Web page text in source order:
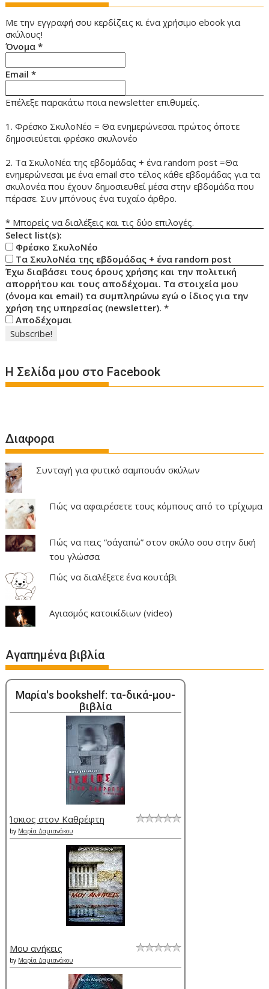
Με την εγγραφή σου κερδίζεις κι ένα χρήσιμο ebook για
σκύλους!
Όνομα*
Email*
Επέλεξε παρακάτω ποια newsletter επιθυμείς.
1. Φρέσκο ΣκυλοΝέο = Θα ενημερώνεσαι πρώτος όποτε
δημοσιεύεται φρέσκο σκυλονέο
2. Τα ΣκυλοΝέα της εβδομάδας + ένα random post =Θα
ενημερώνεσαι με ένα email στο τέλος κάθε εβδομάδας για τα
σκυλονέα που έχουν δημοσιευθεί μέσα στην εβδομάδα που
πέρασε. Συν μπόνους ένα τυχαίο άρθρο.
* Μπορείς να διαλέξεις και τις δύο επιλογές.
Select list(s):
Φρέσκο ΣκυλοΝέο
Τα ΣκυλοΝέα της εβδομάδας + ένα random post
Έχω διαβάσει τους όρους χρήσης και την πολιτική
απορρήτου και τους αποδέχομαι. Τα στοιχεία μου
(όνομα και email) τα συμπληρώνω εγώ ο ίδιος για την
χρήση της υπηρεσίας (newsletter).*
Αποδέχομαι
Η Σελίδα μου στο Facebook
Διαφορα
Συνταγή για φυτικό σαμπουάν σκύλων
Πώς να αφαιρέσετε τους κόμπους από το τρίχωμα
Πώς να πεις “σ΄αγαπώ” στον σκύλο σου στην δική
του γλώσσα
Πώς να διαλέξετε ένα κουτάβι
Αγιασμός κατοικίδιων (video)
Αγαπημένα βιβλία
Μαρία's bookshelf: τα-δικά-μου-
βιβλία
Ίσκιος στον Καθρέφτη
by Μαρία Δαμιανάκου
Μου ανήκεις
by Μαρία Δαμιανάκου